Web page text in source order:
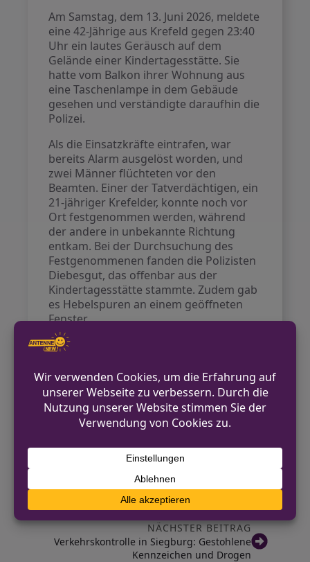
Am Samstag, dem 13. Juni 2026, meldete
eine 42-Jährige aus Krefeld gegen 23:40
Uhr ein lautes Geräusch auf dem
Gelände einer Kindertagesstätte. Sie
hatte vom Balkon ihrer Wohnung aus
eine Taschenlampe in dem Gebäude
gesehen und verständigte daraufhin die
Polizei.
Als die Einsatzkräfte eintrafen, war
bereits Alarm ausgelöst worden, und
zwei Männer flüchteten vor den
Beamten. Einer der Tatverdächtigen, ein
21-jähriger Krefelder, konnte noch vor
Ort festgenommen werden, während
der andere in unbekannte Richtung
entkam. Bei der Durchsuchung des
Festgenommenen fanden die Polizisten
Diebesgut, das offenbar aus der
Kindertagesstätte stammte. Zudem gab
es Hebelspuren an einem geöffneten
Fenster.
Der 21-Jährige wurde zur Polizeiwache
vorgeführt, der Untersuchungshaft
anordnete. Kurz darauf konnte auch der
zweite Tatverdächtige festgenommen
werden. Beide müssen sich nun einem
Strafverfahren stellen.
VORHERIGER BEITRAG
Bürgersprechstunde in Schwerte:
Bezirksdienstbeamte vor Ort
NÄCHSTER BEITRAG
Verkehrskontrolle in Siegburg: Gestohlene
Kennzeichen und Drogen